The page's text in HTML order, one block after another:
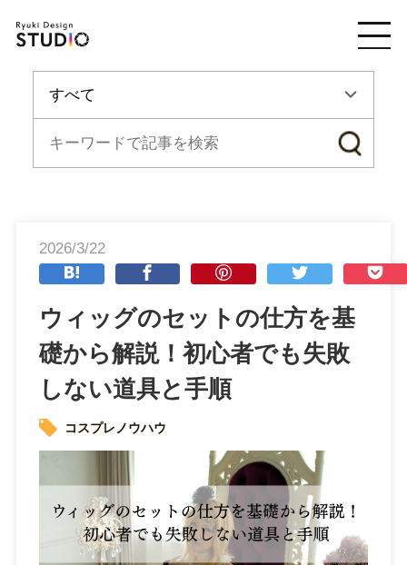
2026/3/22
ウィッグのセットの仕方を基
礎から解説！初心者でも失敗
しない道具と手順
コスプレノウハウ